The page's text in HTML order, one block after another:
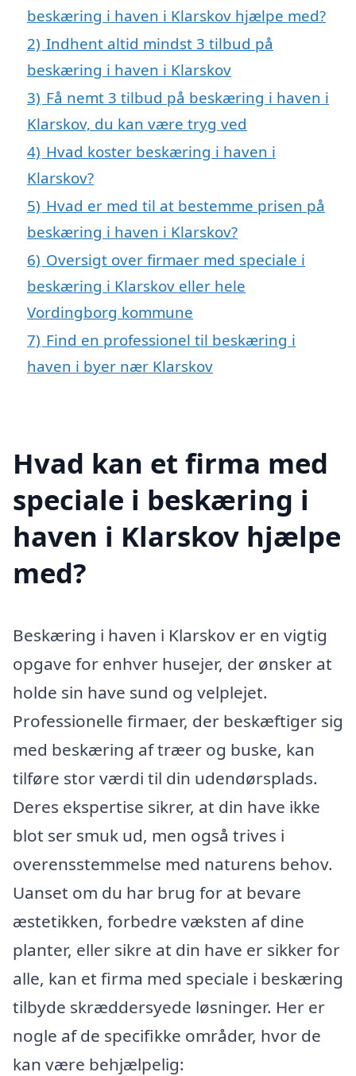
beskæring i haven i Klarskov hjælpe med?
2) Indhent altid mindst 3 tilbud på
beskæring i haven i Klarskov
3) Få nemt 3 tilbud på beskæring i haven i
Klarskov, du kan være tryg ved
4) Hvad koster beskæring i haven i
Klarskov?
5) Hvad er med til at bestemme prisen på
beskæring i haven i Klarskov?
6) Oversigt over firmaer med speciale i
beskæring i Klarskov eller hele
Vordingborg kommune
7) Find en professionel til beskæring i
haven i byer nær Klarskov
Hvad kan et firma med
speciale i beskæring i
haven i Klarskov hjælpe
med?
Beskæring i haven i Klarskov er en vigtig
opgave for enhver husejer, der ønsker at
holde sin have sund og velplejet.
Professionelle firmaer, der beskæftiger sig
med beskæring af træer og buske, kan
tilføre stor værdi til din udendørsplads.
Deres ekspertise sikrer, at din have ikke
blot ser smuk ud, men også trives i
overensstemmelse med naturens behov.
Uanset om du har brug for at bevare
æstetikken, forbedre væksten af dine
planter, eller sikre at din have er sikker for
alle, kan et firma med speciale i beskæring
tilbyde skræddersyede løsninger. Her er
nogle af de specifikke områder, hvor de
kan være behjælpelig: